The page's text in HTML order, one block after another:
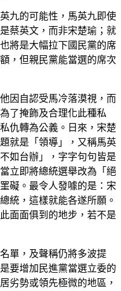
九的可能性，馬英九即使
蔡英文，而非宋楚瑜；就
將是大幅拉下國民黨的席
，但親民黨能當選的席次
因自認受馬冷落漠視，而
了掩飾及合理化此種私
仇轉為公義。日來，宋楚
就是「領導」，又稱馬英
如台辦」，字字句句皆是
立即將總統選舉改為「絕
礙。最令人發噱的是：宋
統，這樣就能各遂所願。
面面俱到的地步，若不是
單，及聲稱仍將多波提
要增加民進黨當選立委的
劣勢或領先極微的地區，